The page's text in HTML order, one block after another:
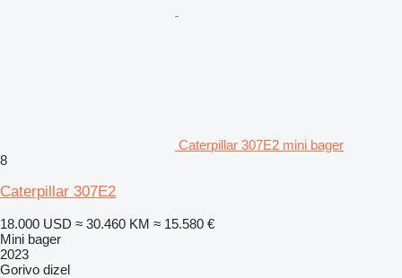
Caterpillar 307E2 mini bager
8
Caterpillar 307E2
18.000 USD ≈ 30.460 KM ≈ 15.580 €
Mini bager
2023
Gorivo dizel